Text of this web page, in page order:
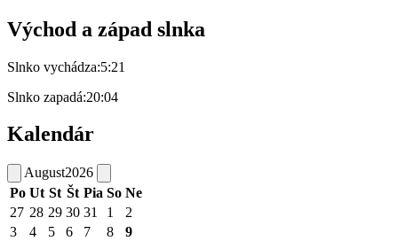
Východ a západ slnka
Slnko vychádza:5:21
Slnko zapadá:20:04
Kalendár
August2026
Po Ut St Št Pia So Ne
27 28 29 30 31 1
2
3
4 5 6 7 8
9